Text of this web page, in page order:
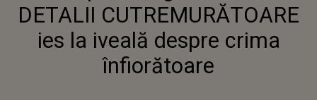
DETALII CUTREMURĂTOARE
ies la iveală despre crima
înfiorătoare